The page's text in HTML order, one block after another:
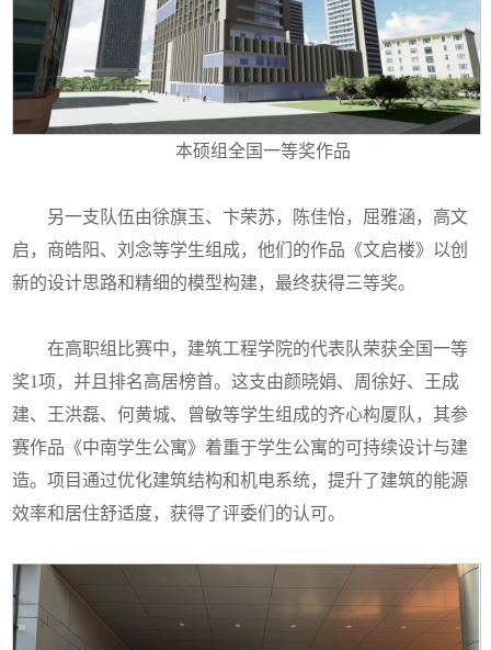
本硕组全国一等奖作品
另一支队伍由徐旗玉、卞荣苏，陈佳怡，屈雅涵，高文
启，商皓阳、刘念等学生组成，他们的作品《文启楼》以创
新的设计思路和精细的模型构建，最终获得三等奖。
在高职组比赛中，建筑工程学院的代表队荣获全国一等
奖1项，并且排名高居榜首。这支由颜晓娟、周徐好、王成
建、王洪磊、何黄城、曾敏等学生组成的齐心构厦队，其参
赛作品《中南学生公寓》着重于学生公寓的可持续设计与建
造。项目通过优化建筑结构和机电系统，提升了建筑的能源
效率和居住舒适度，获得了评委们的认可。